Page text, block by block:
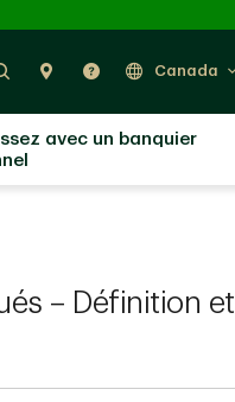
RechercherNous trouver
Aide Canada
avec un banquier
– Définition et